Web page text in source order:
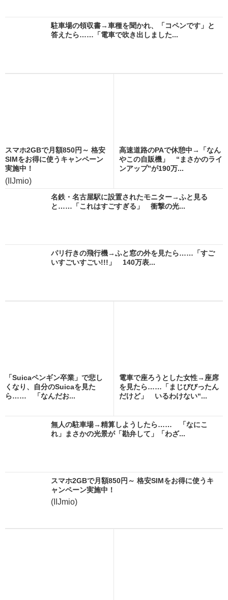
駐車場の領収書→車種を聞かれ、「コペンです」と
答えたら……「電車で吹き出しました...
スマホ2GBで月額850円～ 格安
SIMをお得に使うキャンペーン
実施中！
(IIJmio)
高速道路のPAで休憩中→「なん
やこの自販機」 “まさかのライ
ンアップ”が190万...
名鉄・名古屋駅に設置されたモニター→ふと見る
と……「これはすごすぎる」 衝撃の光...
パリ行きの飛行機→ふと窓の外を見たら……「すご
いすごいすごい!!!」 140万表...
「Suicaペンギン卒業」で悲し
くなり、自分のSuicaを見た
ら…… 「なんだお...
電車で座ろうとした女性→座席
を見たら……「まじびびったん
だけど」 いるわけない“...
無人の駐車場→精算しようしたら…… 「なにこ
れ」まさかの光景が「勘弁して」「わざ...
スマホ2GBで月額850円～ 格安SIMをお得に使うキ
ャンペーン実施中！
(IIJmio)